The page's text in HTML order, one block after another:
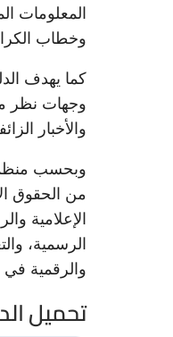
المعلومات
وخطاب
كما يهدف
وجهات نظر
والأخبار
وبحسب منظمة
من الحقوق
الإعلامية
الرسمية،
والرقمية في
تحميل